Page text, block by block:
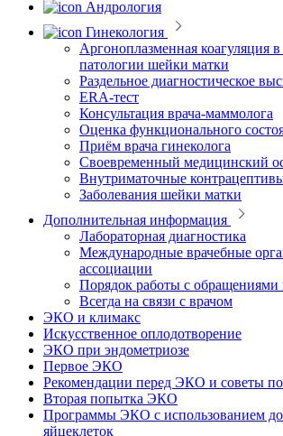
Андрология
Гинекология
Аргоноплазменная коагуляция
патологии шейки матки
Раздельное диагностическое
ERA-тест
Консультация врача-маммолога
Оценка функционального
Приём врача гинеколога
Своевременный медицинский
Внутриматочные
Заболевания шейки матки
Дополнительная информация
Лабораторная диагностика
Международные врачебные
ассоциации
Порядок работы с обращениями
Всегда на связи с врачом
ЭКО и климакс
Искусственное оплодотворение
ЭКО при эндометриозе
Первое ЭКО
Рекомендации перед ЭКО и советы
Вторая попытка ЭКО
Программы ЭКО с использованием
яйцеклеток